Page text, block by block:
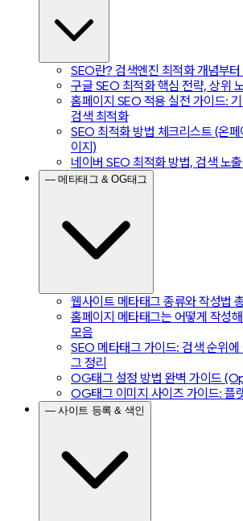
SEO란? 검색엔진 최적화 개념부터
구글 SEO 최적화 핵심 전략, 상위
홈페이지 SEO 적용 실전 가이드:
검색 최적화
SEO 최적화 방법 체크리스트 (온
이지)
네이버 SEO 최적화 방법, 검색 노
— 메타태그 & OG태그
웹사이트 메타태그 종류와 작성법
홈페이지 메타태그는 어떻게 작성
모음
SEO 메타태그 가이드: 검색 순위
그 정리
OG태그 설정 방법 완벽 가이드
OG태그 이미지 사이즈 가이드: 플
— 사이트 등록 & 색인